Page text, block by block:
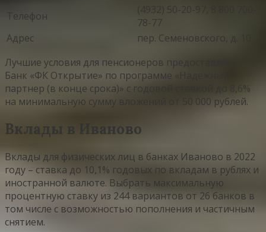
Телефон
(4932) 50-20-97, 8 800 700-
78-77
Адрес
пер. Семеновского, д. 10
Лучшие условия для пенсионеров предоставляет
Банк «ФК Открытие» по программе «Надежный
партнер (в конце срока)» с годовой ставкой до 8,6%
на минимальную сумму вложений от 50 000 рублей.
Вклады в Иваново
Вклады для физических лиц в банках Иваново в 2022
году – ставка до 10,1% годовых по вкладам в рублях и
иностранной валюте. Выбрать максимальную
процентную ставку из 244 вариантов от 26 банков в
том числе с возможностью пополнения и частичным
снятием.